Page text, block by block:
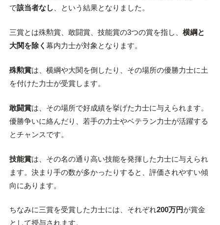
で該当者なし、という結果となりました。
三賞とは殊勲賞、敢闘賞、技能賞の3つの賞を指し、 横綱と
大関を除く 幕内力士が対象となります。
殊勲賞は、横綱や大関を倒したり、その場所の優勝力士に土
を付けた力士が受賞します。
敢闘賞は、その場所で好成績を挙げた力士に与えられます。
優勝争いに絡んだり、若手の力士やベテラン力士が活躍する
とチャンスです。
技能賞は、その名の通り高い技能を発揮した力士に与えられ
ます。決まり手の数が多かったりすると、評価されやすい傾
向にあります。
ちなみに三賞を受賞した力士には、それぞれ200万円が賞金
として授与されます。